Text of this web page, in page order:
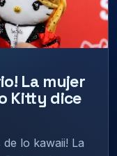
La mujer
Kitty dice
lo kawaii! La